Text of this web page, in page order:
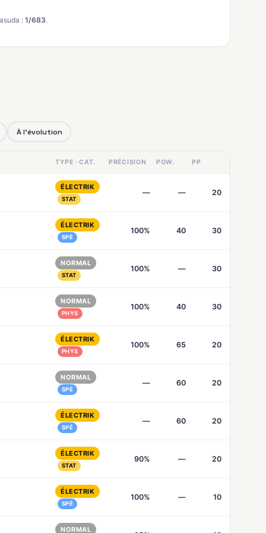
:1/683.
À l'évolution
TYPE · CAT. PRÉCISION POW. PP
ÉLECTRIK
STAT
— — 20
ÉLECTRIK
SPÉ
100% 40 30
NORMAL
STAT
100% — 30
NORMAL
PHYS
100% 40 30
ÉLECTRIK
PHYS
100% 65 20
NORMAL
SPÉ
— 60 20
ÉLECTRIK
SPÉ
— 60 20
ÉLECTRIK
STAT
90% — 20
ÉLECTRIK
SPÉ
100% — 10
NORMAL